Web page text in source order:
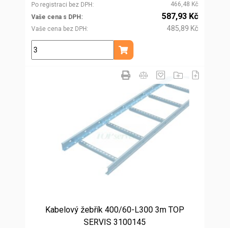
Po registraci bez DPH
466,48 Kč
Vaše cena s DPH
Vaše cena bez DPH
587,93 Kč
485,89 Kč
m
Přidat do košíku
Kabelový žebřík 400/60-L300 3m TOP
SERVIS 3100145